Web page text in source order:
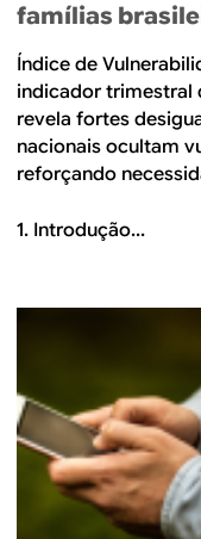
famílias
Índice de
indicador trimestral
revela fortes
nacionais ocultam
reforçando
1. Introdução...